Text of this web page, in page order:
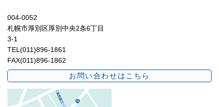
004-0052
札幌市厚別区厚別中央2条6丁目
3-1
TEL(011)896-1861
FAX(011)896-1862
お問い合わせはこちら